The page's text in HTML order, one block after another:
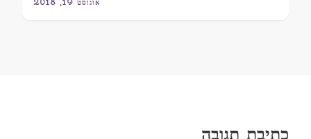
אוגוסט 19, 2018
כתיבת תגובה